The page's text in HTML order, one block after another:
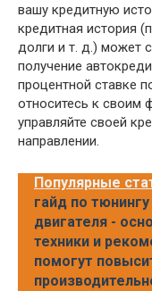
вашу кредитную
кредитная история
долги и т. д.) может
получение
процентной ставке
относитесь к своим
управляйте своей
направлении.
Популярные
гайд по
двигателя -
техники и
помогут